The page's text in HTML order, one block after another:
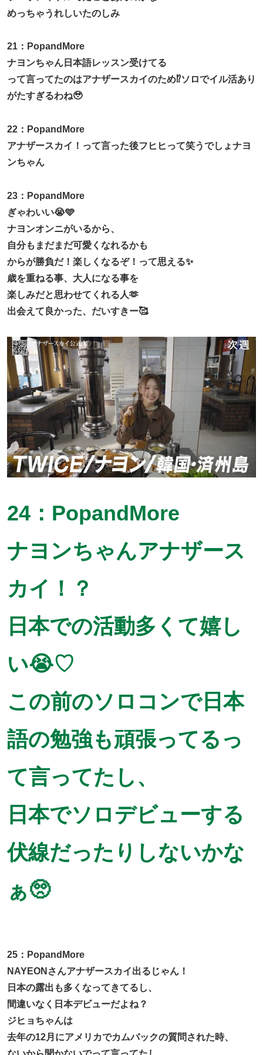
めっちゃうれしいたのしみ
21：PopandMore
ナヨンちゃん日本語レッスン受けてる
って言ってたのはアナザースカイのため⁉️ソロでイル活あり
がたすぎるわね🥹
22：PopandMore
アナザースカイ！って言った後フヒヒって笑うでしょナヨ
ンちゃん
23：PopandMore
ぎゃわいい😭🩵
ナヨンオンニがいるから、
自分もまだまだ可愛くなれるかも
からが勝負だ！楽しくなるぞ！って思える✨
歳を重ねる事、大人になる事を
楽しみだと思わせてくれる人🫶
出会えて良かった、だいすきー🥰
24：PopandMore
ナヨンちゃんアナザース
カイ！？
日本での活動多くて嬉し
い😭♡
この前のソロコンで日本
語の勉強も頑張ってるっ
て言ってたし、
日本でソロデビューする
伏線だったりしないかな
ぁ🥺
25：PopandMore
NAYEONさんアナザースカイ出るじゃん！
日本の露出も多くなってきてるし、
間違いなく日本デビューだよね？
ジヒョちゃんは
去年の12月にアメリカでカムバックの質問された時、